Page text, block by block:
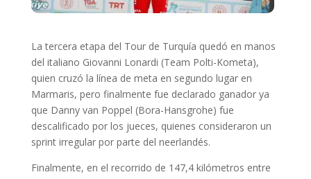
La tercera etapa del Tour de Turquía quedó en manos
del italiano Giovanni Lonardi (Team Polti-Kometa),
quien cruzó la línea de meta en segundo lugar en
Marmaris, pero finalmente fue declarado ganador ya
que Danny van Poppel (Bora-Hansgrohe) fue
descalificado por los jueces, quienes consideraron un
sprint irregular por parte del neerlandés.
Finalmente, en el recorrido de 147,4 kilómetros entre